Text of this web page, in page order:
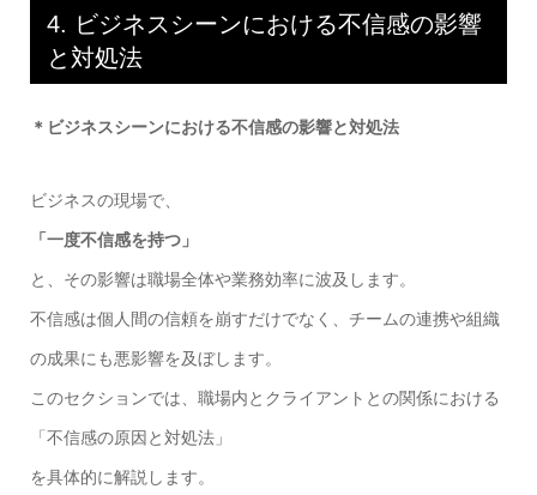
4. ビジネスシーンにおける不信感の影響
と対処法
＊ビジネスシーンにおける不信感の影響と対処法
ビジネスの現場で、
「一度不信感を持つ」
と、その影響は職場全体や業務効率に波及します。
不信感は個人間の信頼を崩すだけでなく、チームの連携や組織
の成果にも悪影響を及ぼします。
このセクションでは、職場内とクライアントとの関係における
「不信感の原因と対処法」
を具体的に解説します。